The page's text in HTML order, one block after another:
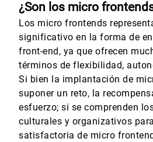
¿Son los micro
Los micro frontends
significativo en la forma de
front-end, ya que ofrecen
términos de flexibilidad,
Si bien la implantación de
suponer un reto, la
esfuerzo; si se comprenden
culturales y organizativos
satisfactoria de micro